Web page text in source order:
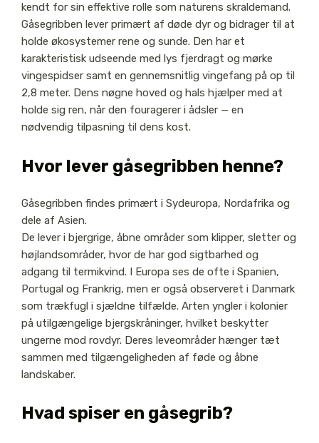
kendt for sin effektive rolle som naturens skraldemand.
Gåsegribben lever primært af døde dyr og bidrager til at
holde økosystemer rene og sunde. Den har et
karakteristisk udseende med lys fjerdragt og mørke
vingespidser samt en gennemsnitlig vingefang på op til
2,8 meter. Dens nøgne hoved og hals hjælper med at
holde sig ren, når den fouragerer i ådsler — en
nødvendig tilpasning til dens kost.
Hvor lever gåsegribben henne?
Gåsegribben findes primært i Sydeuropa, Nordafrika og
dele af Asien.
De lever i bjergrige, åbne områder som klipper, sletter og
højlandsområder, hvor de har god sigtbarhed og
adgang til termikvind. I Europa ses de ofte i Spanien,
Portugal og Frankrig, men er også observeret i Danmark
som trækfugl i sjældne tilfælde. Arten yngler i kolonier
på utilgængelige bjergskråninger, hvilket beskytter
ungerne mod rovdyr. Deres leveområder hænger tæt
sammen med tilgængeligheden af føde og åbne
landskaber.
Hvad spiser en gåsegrib?